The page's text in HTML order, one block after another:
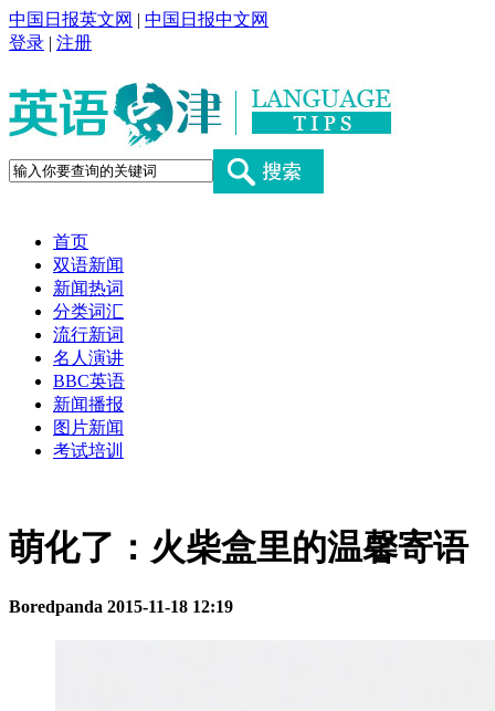
中国日报英文网 | 中国日报中文网
登录 | 注册
首页
双语新闻
新闻热词
分类词汇
流行新词
名人演讲
BBC英语
新闻播报
图片新闻
考试培训
萌化了：火柴盒里的温馨寄语
Boredpanda 2015-11-18 12:19